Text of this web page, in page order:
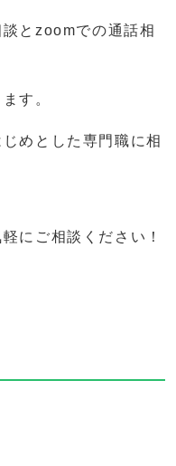
とzoomでの通話相
す。
めとした専門職に相
にご相談ください！